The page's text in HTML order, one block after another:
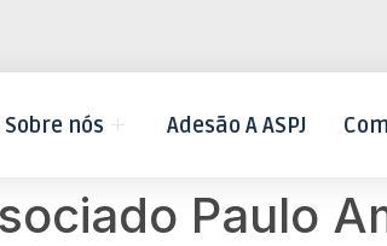
Sobre nós Adesão A ASPJ
Paulo